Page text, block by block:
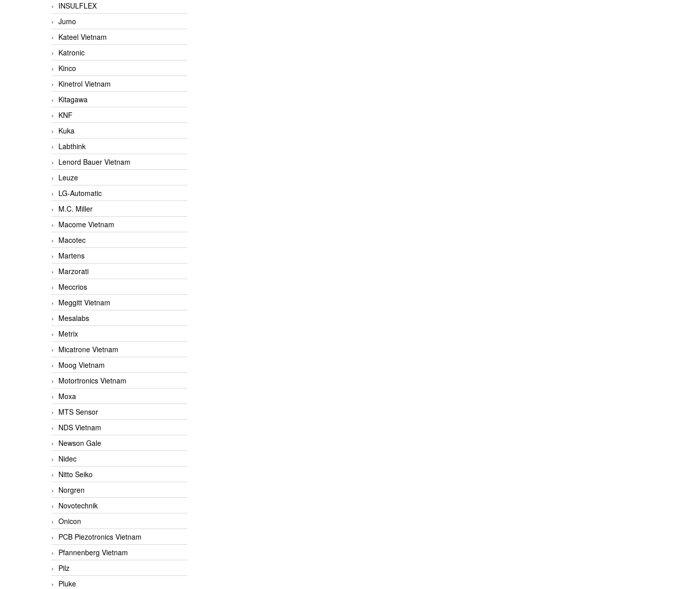
INSULFLEX
Jumo
Kateel Vietnam
Katronic
Kinco
Kinetrol Vietnam
Kitagawa
KNF
Kuka
Labthink
Lenord Bauer Vietnam
Leuze
LG-Automatic
M.C. Miller
Macome Vietnam
Macotec
Martens
Marzorati
Meccrios
Meggitt Vietnam
Mesalabs
Metrix
Micatrone Vietnam
Moog Vietnam
Motortronics Vietnam
Moxa
MTS Sensor
NDS Vietnam
Newson Gale
Nidec
Nitto Seiko
Norgren
Novotechnik
Onicon
PCB Piezotronics Vietnam
Pfannenberg Vietnam
Pilz
Pluke